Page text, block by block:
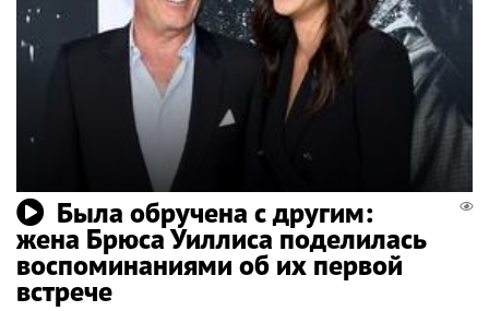
Была обручена с другим:
жена Брюса Уиллиса поделилась
воспоминаниями об их первой
встрече